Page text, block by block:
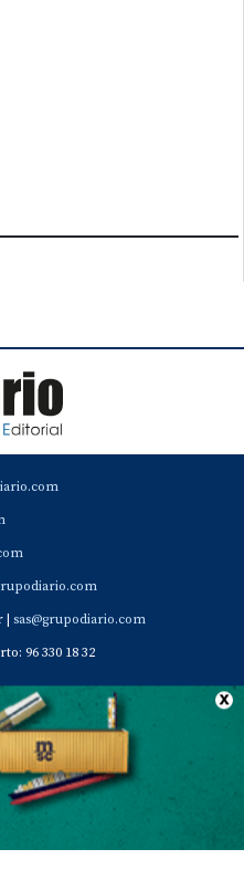
sas@grupodiario.com
96 330 18 32
Política de privacidad